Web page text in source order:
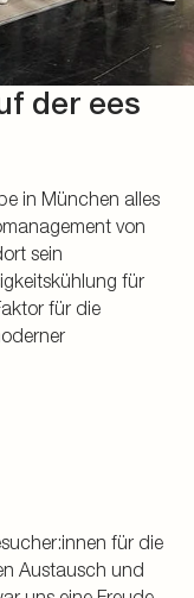
der ees
in München alles
von
sein
für
für die
für die
Austausch und